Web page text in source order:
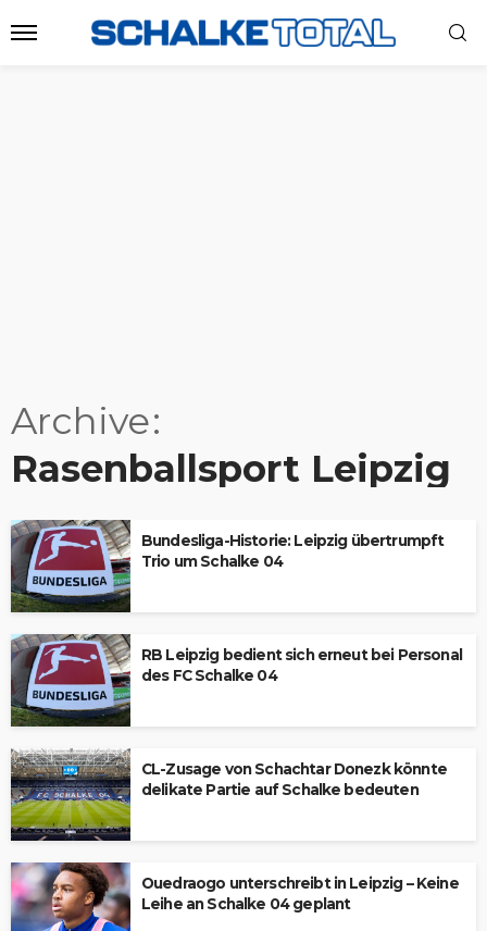
Archive
Rasenballsport Leipzig
Bundesliga-Historie: Leipzig übertrumpft
Trio um Schalke 04
RB Leipzig bedient sich erneut bei Personal
des FC Schalke 04
CL-Zusage von Schachtar Donezk könnte
delikate Partie auf Schalke bedeuten
Ouedraogo unterschreibt in Leipzig – Keine
Leihe an Schalke 04 geplant